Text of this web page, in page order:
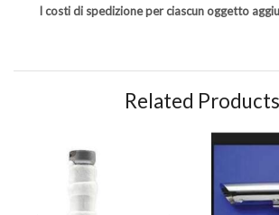
I costi di spedizione per ciascun oggetto
Related Products